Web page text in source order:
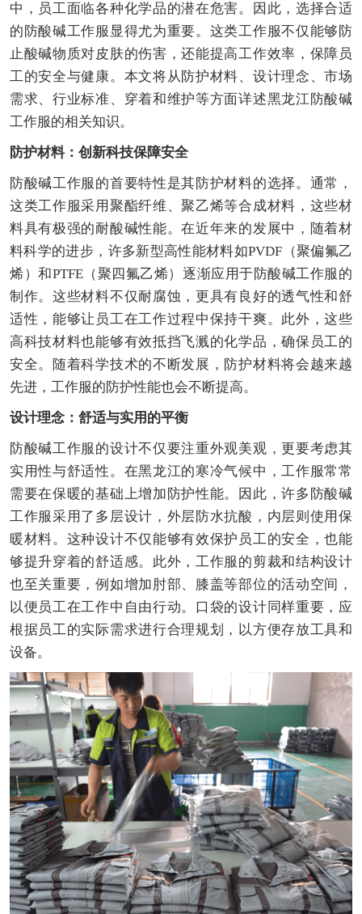
中，员工面临各种化学品的潜在危害。因此，选择合适
的防酸碱工作服显得尤为重要。这类工作服不仅能够防
止酸碱物质对皮肤的伤害，还能提高工作效率，保障员
工的安全与健康。本文将从防护材料、设计理念、市场
需求、行业标准、穿着和维护等方面详述黑龙江防酸碱
工作服的相关知识。
防护材料：创新科技保障安全
防酸碱工作服的首要特性是其防护材料的选择。通常，
这类工作服采用聚酯纤维、聚乙烯等合成材料，这些材
料具有极强的耐酸碱性能。在近年来的发展中，随着材
料科学的进步，许多新型高性能材料如PVDF（聚偏氟乙
烯）和PTFE（聚四氟乙烯）逐渐应用于防酸碱工作服的
制作。这些材料不仅耐腐蚀，更具有良好的透气性和舒
适性，能够让员工在工作过程中保持干爽。此外，这些
高科技材料也能够有效抵挡飞溅的化学品，确保员工的
安全。随着科学技术的不断发展，防护材料将会越来越
先进，工作服的防护性能也会不断提高。
设计理念：舒适与实用的平衡
防酸碱工作服的设计不仅要注重外观美观，更要考虑其
实用性与舒适性。在黑龙江的寒冷气候中，工作服常常
需要在保暖的基础上增加防护性能。因此，许多防酸碱
工作服采用了多层设计，外层防水抗酸，内层则使用保
暖材料。这种设计不仅能够有效保护员工的安全，也能
够提升穿着的舒适感。此外，工作服的剪裁和结构设计
也至关重要，例如增加肘部、膝盖等部位的活动空间，
以便员工在工作中自由行动。口袋的设计同样重要，应
根据员工的实际需求进行合理规划，以方便存放工具和
设备。